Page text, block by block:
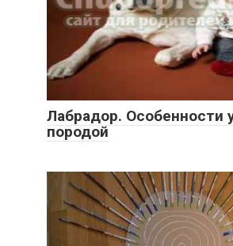
Лабрадор. Особенности
породой